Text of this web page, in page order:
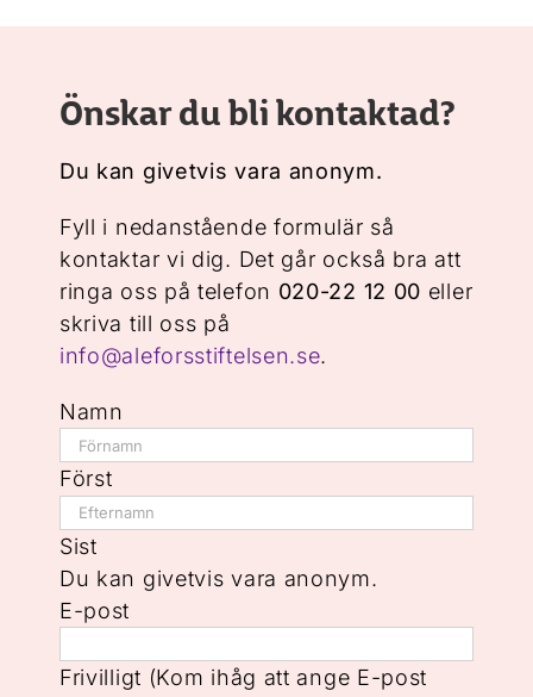
Önskar du bli kontaktad?
Du kan givetvis vara anonym.
Fyll i nedanstående formulär så
kontaktar vi dig. Det går också bra att
ringa oss på telefon 020-22 12 00 eller
skriva till oss på
info@aleforsstiftelsen.se.
Namn
Först
Sist
Du kan givetvis vara anonym.
E-post
Frivilligt (Kom ihåg att ange E-post